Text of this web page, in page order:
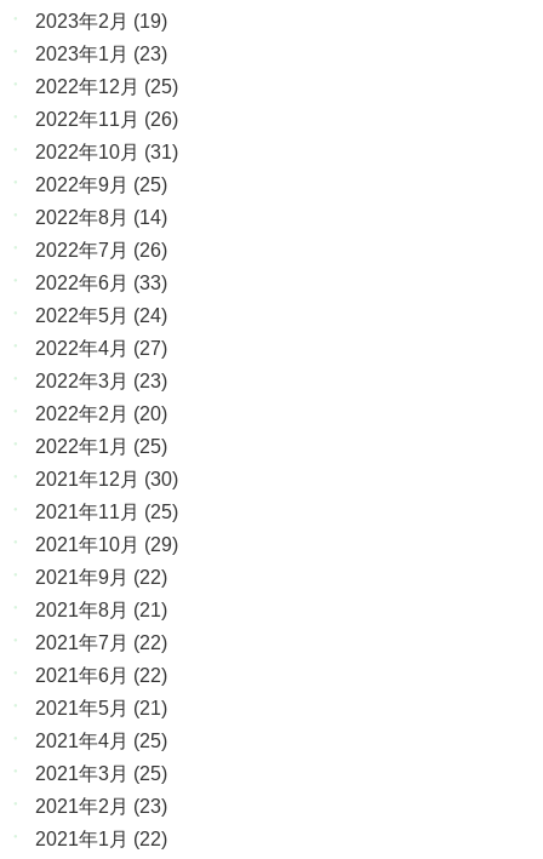
2023年2月 (19)
2023年1月 (23)
2022年12月 (25)
2022年11月 (26)
2022年10月 (31)
2022年9月 (25)
2022年8月 (14)
2022年7月 (26)
2022年6月 (33)
2022年5月 (24)
2022年4月 (27)
2022年3月 (23)
2022年2月 (20)
2022年1月 (25)
2021年12月 (30)
2021年11月 (25)
2021年10月 (29)
2021年9月 (22)
2021年8月 (21)
2021年7月 (22)
2021年6月 (22)
2021年5月 (21)
2021年4月 (25)
2021年3月 (25)
2021年2月 (23)
2021年1月 (22)